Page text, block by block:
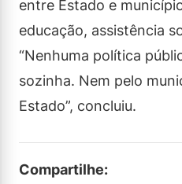
entre Estado e
educação, assistência
“Nenhuma política
sozinha. Nem pelo
Estado”, concluiu.
Compartilhe: